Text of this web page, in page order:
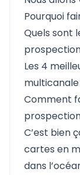
Pourquoi
Quels sont
Les 4
Comment
C’est bien
cartes en
dans